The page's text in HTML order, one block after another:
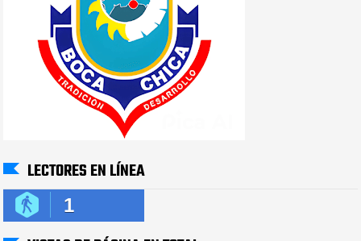
LECTORES EN LÍNEA
1